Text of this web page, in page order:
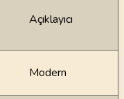
Açıklayıcı
Modern